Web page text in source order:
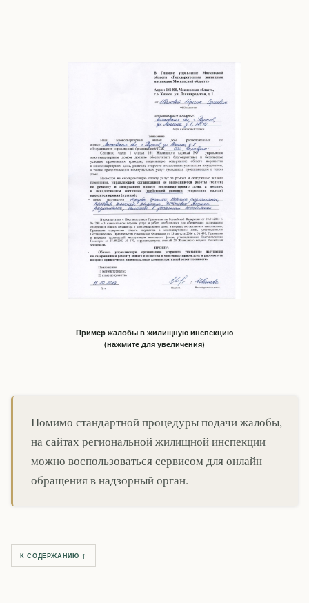
Пример жалобы в жилищную инспекцию
(нажмите для увеличения)
Помимо стандартной процедуры подачи жалобы,
на сайтах региональной жилищной инспекции
можно воспользоваться сервисом для онлайн
обращения в надзорный орган.
К СОДЕРЖАНИЮ ↑